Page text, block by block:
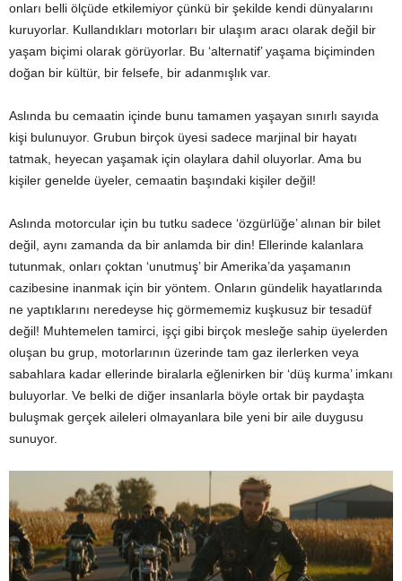
onları belli ölçüde etkilemiyor çünkü bir şekilde kendi dünyalarını
kuruyorlar. Kullandıkları motorları bir ulaşım aracı olarak değil bir
yaşam biçimi olarak görüyorlar. Bu ‘alternatif’ yaşama biçiminden
doğan bir kültür, bir felsefe, bir adanmışlık var.
Aslında bu cemaatin içinde bunu tamamen yaşayan sınırlı sayıda
kişi bulunuyor. Grubun birçok üyesi sadece marjinal bir hayatı
tatmak, heyecan yaşamak için olaylara dahil oluyorlar. Ama bu
kişiler genelde üyeler, cemaatin başındaki kişiler değil!
Aslında motorcular için bu tutku sadece ‘özgürlüğe’ alınan bir bilet
değil, aynı zamanda da bir anlamda bir din! Ellerinde kalanlara
tutunmak, onları çoktan ‘unutmuş’ bir Amerika’da yaşamanın
cazibesine inanmak için bir yöntem. Onların gündelik hayatlarında
ne yaptıklarını neredeyse hiç görmememiz kuşkusuz bir tesadüf
değil! Muhtemelen tamirci, işçi gibi birçok mesleğe sahip üyelerden
oluşan bu grup, motorlarının üzerinde tam gaz ilerlerken veya
sabahlara kadar ellerinde biralarla eğlenirken bir ‘düş kurma’ imkanı
buluyorlar. Ve belki de diğer insanlarla böyle ortak bir paydaşta
buluşmak gerçek aileleri olmayanlara bile yeni bir aile duygusu
sunuyor.